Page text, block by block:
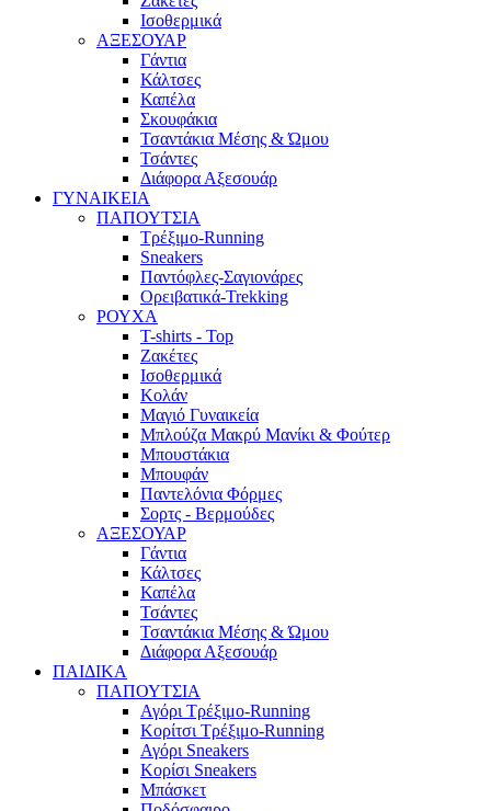
Ισοθερμικά
ΑΞΕΣΟΥΑΡ
Γάντια
Κάλτσες
Καπέλα
Σκουφάκια
Τσαντάκια Μέσης & Ώμου
Τσάντες
Διάφορα Αξεσουάρ
ΓΥΝΑΙΚΕΙΑ
ΠΑΠΟΥΤΣΙΑ
Τρέξιμο-Running
Sneakers
Παντόφλες-Σαγιονάρες
Ορειβατικά-Trekking
ΡΟΥΧΑ
T-shirts - Top
Ζακέτες
Ισοθερμικά
Κολάν
Μαγιό Γυναικεία
Μπλούζα Μακρύ Μανίκι & Φούτερ
Μπουστάκια
Μπουφάν
Παντελόνια Φόρμες
Σορτς - Βερμούδες
ΑΞΕΣΟΥΑΡ
Γάντια
Κάλτσες
Καπέλα
Τσάντες
Τσαντάκια Μέσης & Ώμου
Διάφορα Αξεσουάρ
ΠΑΙΔΙΚΑ
ΠΑΠΟΥΤΣΙΑ
Αγόρι Τρέξιμο-Running
Κορίτσι Τρέξιμο-Running
Αγόρι Sneakers
Κορίσι Sneakers
Μπάσκετ